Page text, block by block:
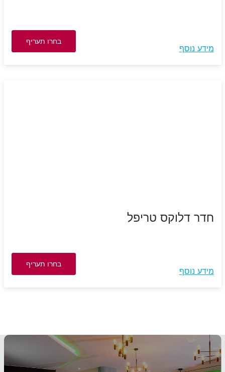
מידע נוסף
בחרו תעריף
חדר דלוקס טריפל
מידע נוסף
בחרו תעריף